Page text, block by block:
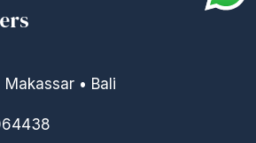
• Bali